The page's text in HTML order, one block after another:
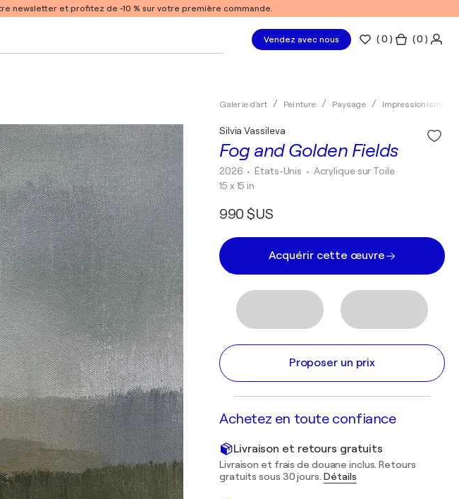
newsletter et profitez de -10 % sur votre première commande.
Vendez avec nous (0 ) ( 0 )
Galerie d'art Peinture Paysage Impressionisme
Fog and Golden Fields
Silvia Vassileva
2026 • États-Unis • Acrylique sur Toile
15 x 15 in
990 $US
Acquérir cette œuvre
Proposer un prix
Achetez en toute confiance
Livraison et retours gratuits
Livraison et frais de douane inclus. Retours
gratuits sous 30 jours. Détails